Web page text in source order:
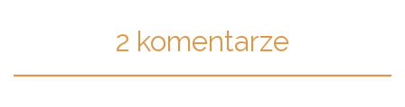
2 komentarze